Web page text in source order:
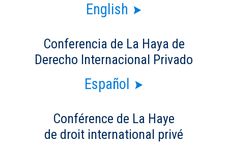
English
Conferencia de La Haya de
Derecho Internacional Privado
Español
Conférence de La Haye
de droit international privé